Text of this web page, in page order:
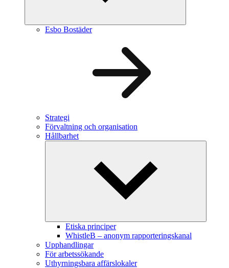
Esbo Bostäder
Strategi
Förvaltning och organisation
Hållbarhet
Etiska principer
WhistleB – anonym rapporteringskanal
Upphandlingar
För arbetssökande
Uthyrningsbara affärslokaler